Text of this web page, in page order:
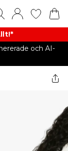
och AI-